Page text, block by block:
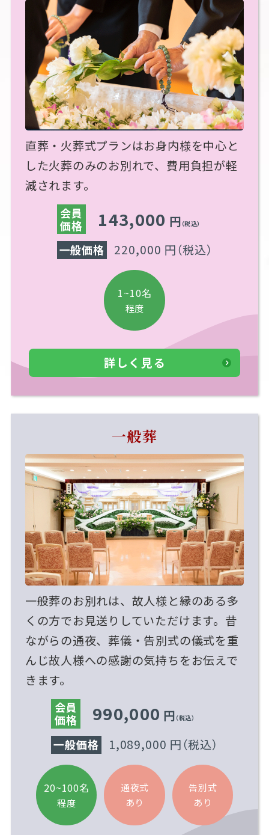
直葬・火葬式プランはお身内様を中心と
した火葬のみのお別れで、費用負担が軽
減されます。
会員
価格
143,000 円 （税込）
一般価格 220,000 円（税込）
1~10名
程度
詳しく見る
一般葬
一般葬のお別れは、故人様と縁のある多
くの方でお見送りしていただけます。昔
ながらの通夜、葬儀・告別式の儀式を重
んじ故人様への感謝の気持ちをお伝えで
きます。
会員
価格
990,000 円 （税込）
一般価格 1,089,000 円 （税込）
20~100名
程度
通夜式
あり
告別式
あり